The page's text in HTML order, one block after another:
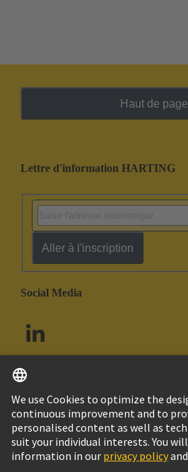
Haut de page
Lettre d'information HARTING
Aller à l'inscription
Social Media
Canada Français
© HARTING Technology Group